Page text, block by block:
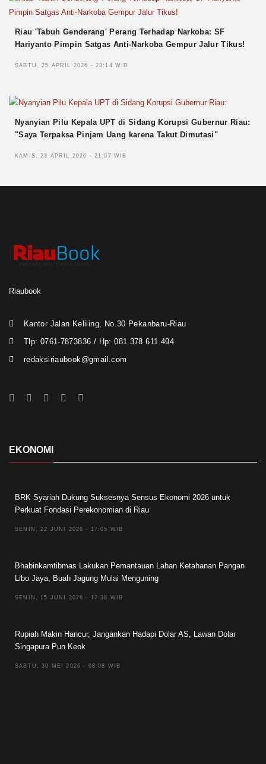
Riau 'Tabuh Genderang' Perang Terhadap Narkoba: SF
Hariyanto Pimpin Satgas Anti-Narkoba Gempur Jalur Tikus!
SABTU, 25 APRIL 2026 - 23:14 WIB
Nyanyian Pilu Kepala UPT di Sidang Korupsi Gubernur Riau:
"Saya Terpaksa Pinjam Uang karena Takut Dimutasi"
KAMIS, 23 APRIL 2026 - 21:07 WIB
Riaubook
Kantor Jalan Keliling, No.30 Pekanbaru-Riau
Tlp: 0761-7873836 / Hp: 081 378 611 494
redaksiriaubook@gmail.com
EKONOMI
BRK Syariah Dukung Suksesnya Sensus Ekonomi 2026 untuk
Perkuat Fondasi Perekonomian di Riau
SENIN, 22 JUNI 2026 - 17:05 WIB
Bhabinkamtibmas Lakukan Pemantauan Lahan Ketahanan Pangan
Libo Jaya, Buah Jagung Mulai Menguning
SENIN, 15 JUNI 2026 - 12:38 WIB
Rupiah Makin Hancur, Jangankan Hadapi Dolar AS, Lawan Dolar
Singapura Pun Keok
SABTU, 30 MEI 2026 - 08:08 WIB